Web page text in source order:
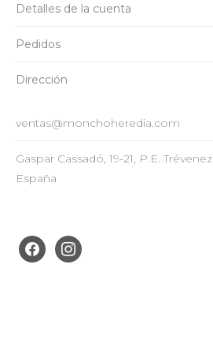
Detalles de la cuenta
Pedidos
Dirección
ventas@monchoheredia.com
Gaspar Cassadó, 19-21, P.E.
España
facebookinstagram